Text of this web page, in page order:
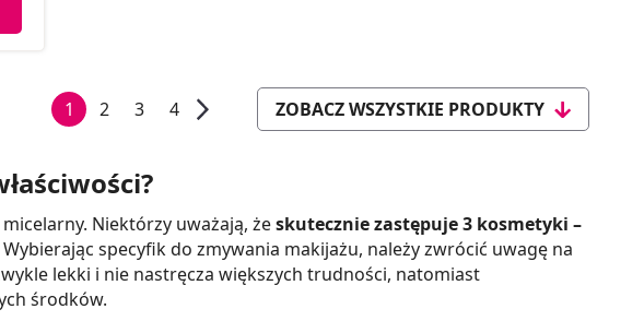
1 2 3 4 ZOBACZ WSZYSTKIE PRODUKTY
Niektórzy uważają, żeskutecznie zastępuje 3 kosmetyki –
specyfik do zmywania makijażu, należy zwrócić uwagę na
lekki i nie nastręcza większych trudności, natomiast
środków.